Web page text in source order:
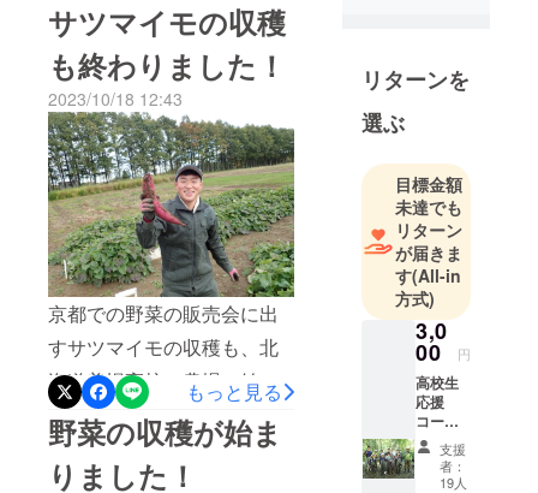
行いました！すっかり寒く
なった晩秋の北海道です。
畑のそばのハウスの中で、
美幌高校の生徒のみなさん
が、1本1本、丁寧に箱に詰
めていきます。ところで、
なぜ土がついたままお届け
するのでしょう？実は、土
を落とすためには機械で洗
浄するのですが、そうする
と野菜の表皮に傷がつい
て、鮮度が一気に落ちてし
まいます。ですので、今回
お届けするニンジンやサツ
サツマイモの収穫
も終わりました！
2023/10/18 12:43
京都での野菜の販売会に出
すサツマイモの収穫も、北
海道美幌高校の農場で始ま
りました。大きなサツマイ
モに、生徒のみなさんも
ニッコリです。実はこのサ
もっと見る
野菜の収穫が始ま
りました！
リターンを
選ぶ
目標金額
未達でも
リターン
が届きま
す(All-in
方式)
3,0
00 円
高校生
応援
コース
＊高校
生から
のお礼
支援
者：
19人